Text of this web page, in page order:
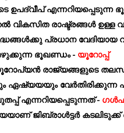
ഉപദ്വീപ് എന്നറിയപ്പെടുന്ന
വികസിത രാഷ്ട്രങ്ങൾ ഉള്ള
പ്രധാന വേദിയായ
ഭൂഖണ്ഡം - യൂറോപ്പ്
രാജ്യങ്ങളുടെ
ഏഷ്യയയും വേർതിരിക്കുന്ന
എന്നറിയപ്പെടുന്നത് - ഗൾഫ്
ജിബ്രാൾട്ടർ കടലിടുക്ക്